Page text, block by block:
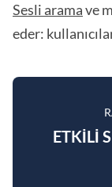
Sesli aramave
eder:
ETKILI